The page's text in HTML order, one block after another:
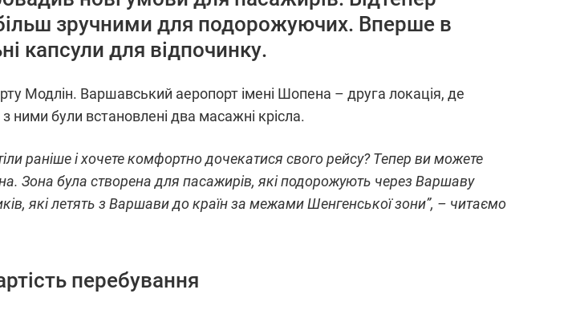
зручними для подорожуючих. Вперше в
капсули для відпочинку.
Модлін. Варшавський аеропорт імені Шопена – друга локація, де
були встановлені два масажні крісла.
раніше і хочете комфортно дочекатися свого рейсу? Тепер ви можете
Зона була створена для пасажирів, які подорожують через Варшаву
які летять з Варшави до країн за межами Шенгенської зони”, – читаємо
перебування